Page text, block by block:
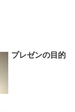
プレゼンの目的